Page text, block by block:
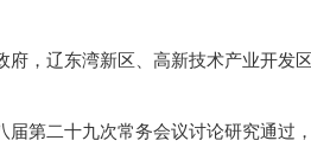
府，辽东湾新区、高新技术产业开发
第二十九次常务会议讨论研究通过